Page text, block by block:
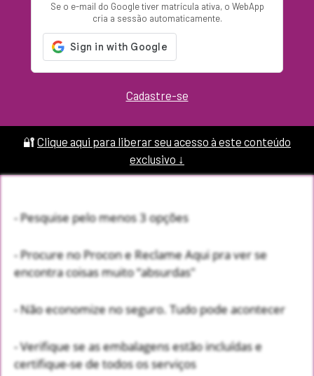
Se o e-mail do Google tiver matrícula ativa, o WebApp
cria a sessão automaticamente.
Cadastre-se
🔐 Clique aqui para liberar seu acesso à este conteúdo
exclusivo ↓
- Pesquise pelo menos 3 opções
- Procure no Procon e Reclame Aqui pra ver se
encontra coisas muito “absurdas"
- Não economize no seguro. Tudo pode acontecer
- Verifique se as embalagens estão incluídas e
certifique-se de todos os serviços